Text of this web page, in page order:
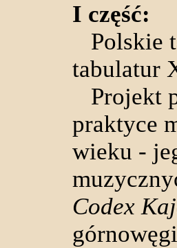
I część:
Polskie
tabulatur
Projekt
praktyce
wieku -
Codex